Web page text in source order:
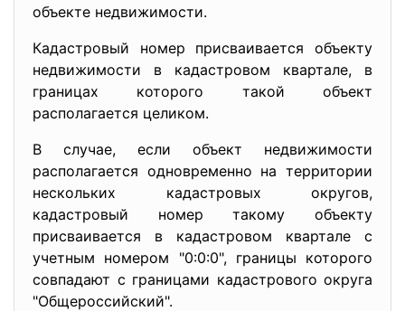
объекте недвижимости.
Кадастровый номер присваивается объекту
недвижимости в кадастровом квартале, в
границах которого такой объект
располагается целиком.
В случае, если объект недвижимости
располагается одновременно на территории
нескольких кадастровых округов,
кадастровый номер такому объекту
присваивается в кадастровом квартале с
учетным номером "0:0:0", границы которого
совпадают с границами кадастрового округа
"Общероссийский".